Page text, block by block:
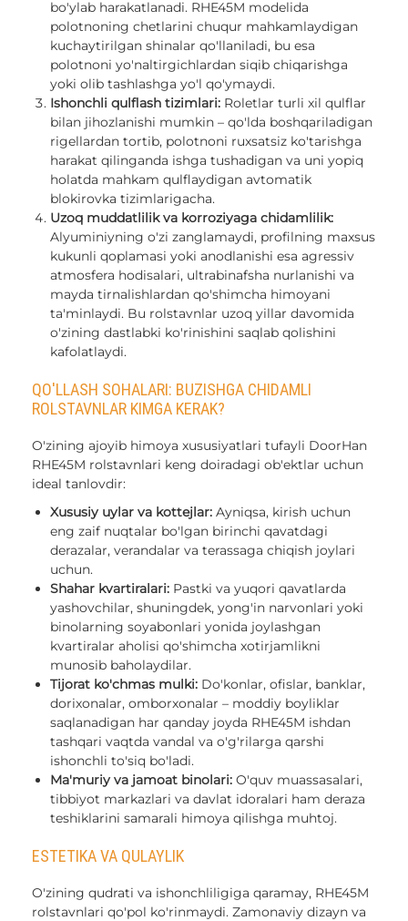
bo'ylab harakatlanadi. RHE45M modelida
polotnoning chetlarini chuqur mahkamlaydigan
kuchaytirilgan shinalar qo'llaniladi, bu esa
polotnoni yo'naltirgichlardan siqib chiqarishga
yoki olib tashlashga yo'l qo'ymaydi.
Ishonchli qulflash tizimlari: Roletlar turli xil qulflar
bilan jihozlanishi mumkin – qo'lda boshqariladigan
rigellardan tortib, polotnoni ruxsatsiz ko'tarishga
harakat qilinganda ishga tushadigan va uni yopiq
holatda mahkam qulflaydigan avtomatik
blokirovka tizimlarigacha.
Uzoq muddatlilik va korroziyaga chidamlilik:
Alyuminiyning o'zi zanglamaydi, profilning maxsus
kukunli qoplamasi yoki anodlanishi esa agressiv
atmosfera hodisalari, ultrabinafsha nurlanishi va
mayda tirnalishlardan qo'shimcha himoyani
ta'minlaydi. Bu rolstavnlar uzoq yillar davomida
o'zining dastlabki ko'rinishini saqlab qolishini
kafolatlaydi.
QO'LLASH SOHALARI: BUZISHGA CHIDAMLI
ROLSTAVNLAR KIMGA KERAK?
O'zining ajoyib himoya xususiyatlari tufayli DoorHan
RHE45M rolstavnlari keng doiradagi ob'ektlar uchun
ideal tanlovdir:
Xususiy uylar va kottejlar: Ayniqsa, kirish uchun
eng zaif nuqtalar bo'lgan birinchi qavatdagi
derazalar, verandalar va terassaga chiqish joylari
uchun.
Shahar kvartiralari: Pastki va yuqori qavatlarda
yashovchilar, shuningdek, yong'in narvonlari yoki
binolarning soyabonlari yonida joylashgan
kvartiralar aholisi qo'shimcha xotirjamlikni
munosib baholaydilar.
Tijorat ko'chmas mulki: Do'konlar, ofislar, banklar,
dorixonalar, omborxonalar – moddiy boyliklar
saqlanadigan har qanday joyda RHE45M ishdan
tashqari vaqtda vandal va o'g'rilarga qarshi
ishonchli to'siq bo'ladi.
Ma'muriy va jamoat binolari: O'quv muassasalari,
tibbiyot markazlari va davlat idoralari ham deraza
teshiklarini samarali himoya qilishga muhtoj.
ESTETIKA VA QULAYLIK
O'zining qudrati va ishonchliligiga qaramay, RHE45M
rolstavnlari qo'pol ko'rinmaydi. Zamonaviy dizayn va